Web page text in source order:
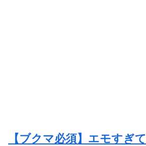
【ブクマ必須】エモすぎ